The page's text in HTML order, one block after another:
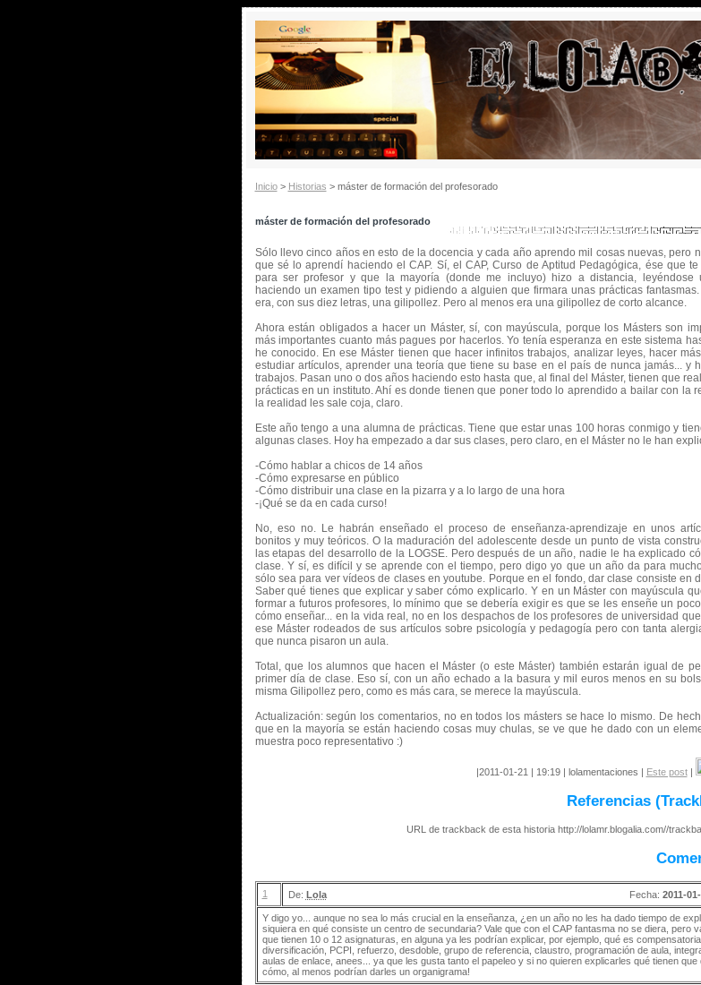
Inicio> Historias > máster de formación del profesorado
máster de formación del profesorado
Sólo llevo cinco años en esto de la docencia y cada año aprendo mil cosas nuevas, pero
que sé lo aprendí haciendo el CAP. Sí, el CAP, Curso de Aptitud Pedagógica, ése que
para ser profesor y que la mayoría (donde me incluyo) hizo a distancia, leyéndose
haciendo un examen tipo test y pidiendo a alguien que firmara unas prácticas
era, con sus diez letras, una gilipollez. Pero al menos era una gilipollez de corto alcance.
Ahora están obligados a hacer un Máster, sí, con mayúscula, porque los Másters son
más importantes cuanto más pagues por hacerlos. Yo tenía esperanza en este sistema
he conocido. En ese Máster tienen que hacer infinitos trabajos, analizar leyes, hacer
estudiar artículos, aprender una teoría que tiene su base en el país de nunca jamás... y
trabajos. Pasan uno o dos años haciendo esto hasta que, al final del Máster, tienen que
prácticas en un instituto. Ahí es donde tienen que poner todo lo aprendido a bailar con la
la realidad les sale coja, claro.
Este año tengo a una alumna de prácticas. Tiene que estar unas 100 horas conmigo y
algunas clases. Hoy ha empezado a dar sus clases, pero claro, en el Máster no le han
-Cómo hablar a chicos de 14 años
-Cómo expresarse en público
-Cómo distribuir una clase en la pizarra y a lo largo de una hora
-¡Qué se da en cada curso!
No, eso no. Le habrán enseñado el proceso de enseñanza-aprendizaje en unos
bonitos y muy teóricos. O la maduración del adolescente desde un punto de vista
las etapas del desarrollo de la LOGSE. Pero después de un año, nadie le ha explicado
clase. Y sí, es difícil y se aprende con el tiempo, pero digo yo que un año da para
sólo sea para ver vídeos de clases en youtube. Porque en el fondo, dar clase consiste en
Saber qué tienes que explicar y saber cómo explicarlo. Y en un Máster con mayúscula
formar a futuros profesores, lo mínimo que se debería exigir es que se les enseñe un
cómo enseñar... en la vida real, no en los despachos de los profesores de universidad
ese Máster rodeados de sus artículos sobre psicología y pedagogía pero con tanta
que nunca pisaron un aula.
Total, que los alumnos que hacen el Máster (o este Máster) también estarán igual de
primer día de clase. Eso sí, con un año echado a la basura y mil euros menos en su
misma Gilipollez pero, como es más cara, se merece la mayúscula.
Actualización: según los comentarios, no en todos los másters se hace lo mismo. De
que en la mayoría se están haciendo cosas muy chulas, se ve que he dado con un
muestra poco representativo :)
|2011-01-21 | 19:19 | lolamentaciones | Este post|
Referencias
URL de trackback de esta historia http://lolamr.blogalia.com//
1 De: Lola Fecha: 2011-
Y digo yo... aunque no sea lo más crucial en la enseñanza, ¿en un año no les ha dado tiempo de
siquiera en qué consiste un centro de secundaria? Vale que con el CAP fantasma no se diera, pero
que tienen 10 o 12 asignaturas, en alguna ya les podrían explicar, por ejemplo, qué es compensatoria,
diversificación, PCPI, refuerzo, desdoble, grupo de referencia, claustro, programación de aula,
aulas de enlace, anees... ya que les gusta tanto el papeleo y si no quieren explicarles qué tienen que
cómo, al menos podrían darles un organigrama!